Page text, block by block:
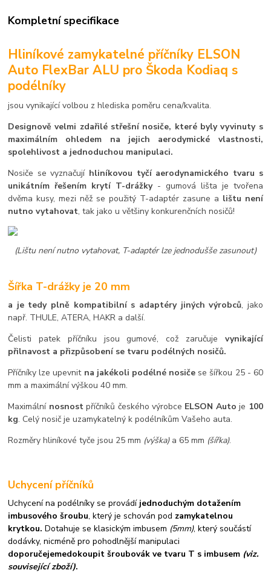
Kompletní specifikace
Hliníkové zamykatelné příčníky ELSON
Auto FlexBar ALU pro Škoda Kodiaq s
podélníky
jsou vynikající volbou z hlediska poměru cena/kvalita.
Designově velmi zdařilé střešní nosiče, které byly vyvinuty s
maximálním ohledem na jejich aerodymické vlastnosti,
spolehlivost a jednoduchou manipulaci.
Nosiče se vyznačují hliníkovou tyčí aerodynamického tvaru s
unikátním řešením krytí T-drážky- gumová lišta je tvořena
dvěma kusy, mezi něž se použitý T-adaptér zasune a lištu není
nutno vytahovat, tak jako u většiny konkurenčních nosičů!
(Lištu není nutno vytahovat, T-adaptér lze jednodušše zasunout)
Šířka T-drážky je 20 mm
a je tedy plně kompatibilní s adaptéry jiných výrobců, jako
např. THULE, ATERA, HAKR a další.
Čelisti patek příčníku jsou gumové, což zaručuje vynikající
přilnavost a přizpůsobení se tvaru podélných nosičů.
Příčníky lze upevnit na jakékoli podélné nosiče se šířkou 25 - 60
mm a maximální výškou 40 mm.
Maximální nosnostpříčníků českého výrobce ELSON Autoje 100
kg. Celý nosič je uzamykatelný k podélníkům Vašeho auta.
Rozměry hliníkové tyče jsou 25 mm (výška)a 65 mm (šířka).
Uchycení příčníků
Uchycení na podélníky se provádí jednoduchým dotažením
imbusového šroubu, který je schován pod zamykatelnou
krytkou.Dotahuje se klasickým imbusem (5mm), který součástí
dodávky, nicméně pro pohodlnější manipulaci
doporučejemedokoupit šroubovák ve tvaru T s imbusem (viz.
související zboží).